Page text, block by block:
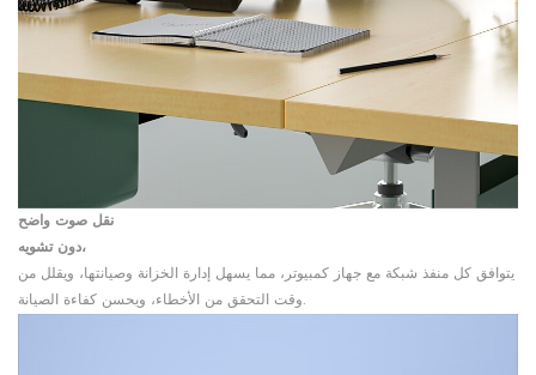
نقل صوت واضح
دون تشويه،
يتوافق كل منفذ شبكة مع جهاز كمبيوتر، مما يسهل إدارة الخزانة وصيانتها، ويقلل من
وقت التحقق من الأخطاء، ويحسن كفاءة الصيانة.